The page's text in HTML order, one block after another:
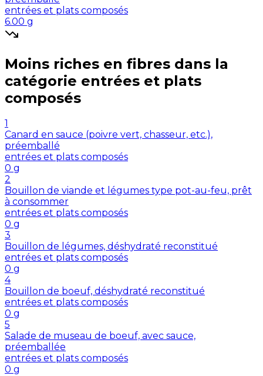
entrées et plats composés
6.00 g
Moins riches en fibres dans la
catégorie entrées et plats
composés
1
Canard en sauce (poivre vert, chasseur, etc.),
préemballé
entrées et plats composés
0 g
2
Bouillon de viande et légumes type pot-au-feu, prêt
à consommer
entrées et plats composés
0 g
3
Bouillon de légumes, déshydraté reconstitué
entrées et plats composés
0 g
4
Bouillon de boeuf, déshydraté reconstitué
entrées et plats composés
0 g
5
Salade de museau de boeuf, avec sauce,
préemballée
entrées et plats composés
0 g